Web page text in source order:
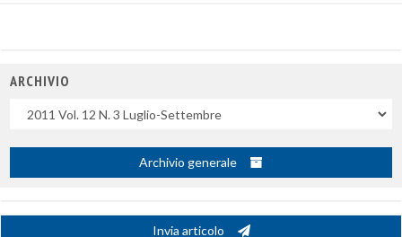
ARCHIVIO
Archivio generale
Invia articolo